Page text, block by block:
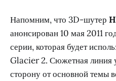
Напомним, что 3D-шутер
анонсирован 10 мая 2011
серии, которая будет
Glacier 2. Сюжетная линия
сторону от основной темы